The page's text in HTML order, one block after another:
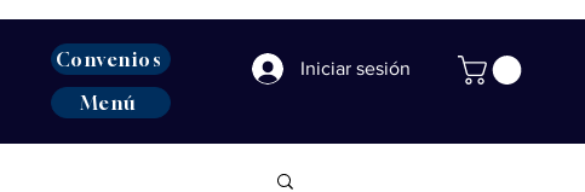
Convenios
Menú
Iniciar sesión